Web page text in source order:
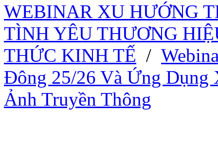
WEBINAR XU HƯỚNG
TÌNH YÊU THƯƠNG
THỨC KINH TẾ /
Đông 25/26 Và Ứng Dụng
Ảnh Truyền Thông